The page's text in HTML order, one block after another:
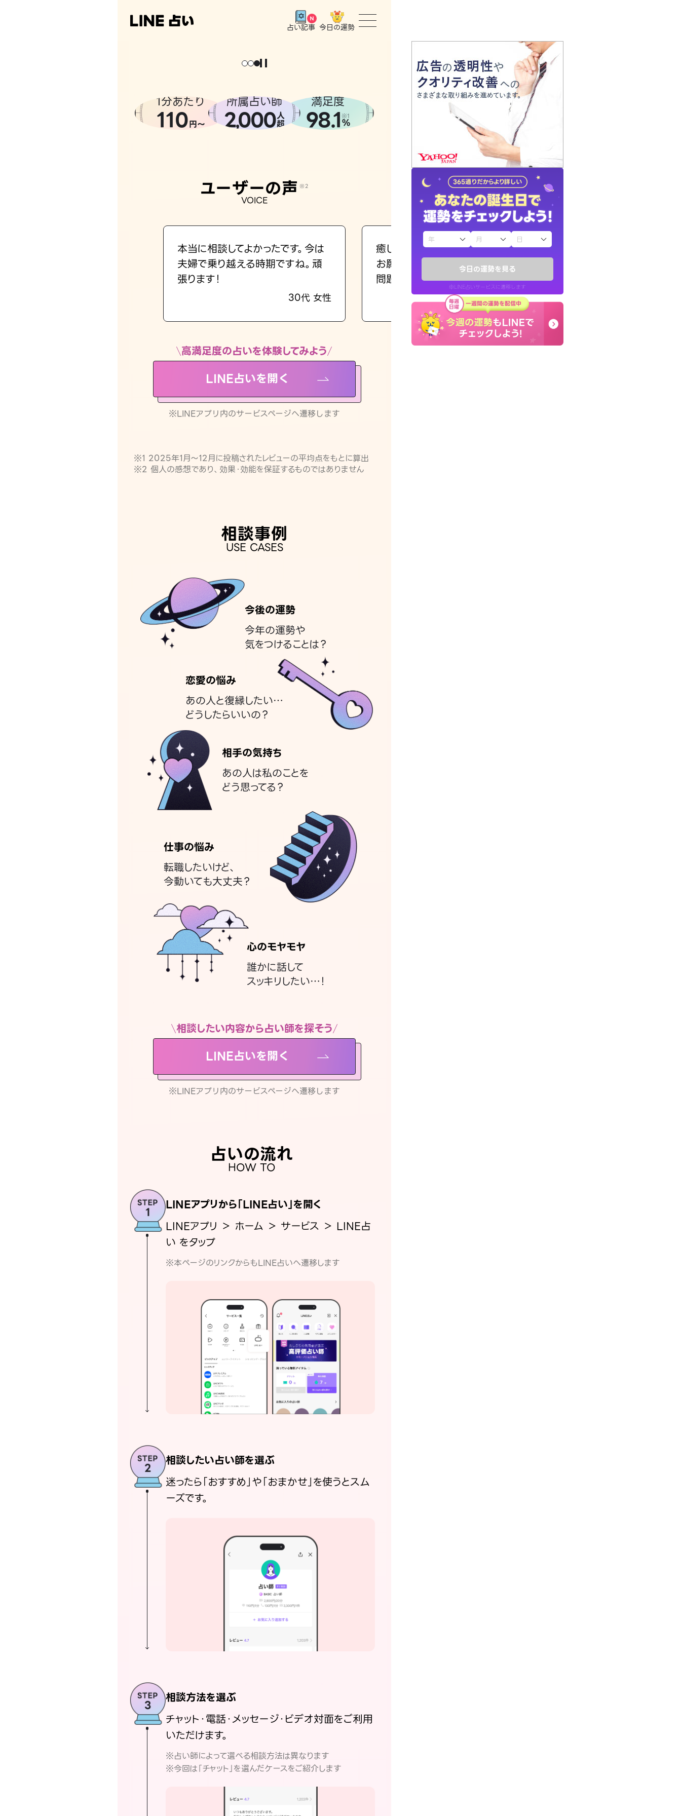
今日の運勢を見る
※LINE占いサービスに遷移します
占い記事 今日の運勢
トップ
ユーザーの声
占いの流れ
おすすめの占い師
よくある質問
えもじの子（占）12星座占い
お知らせ
。
1分あたり
110円〜
所属占い師
2,000人
超
満足度
98.1 ※1
%
ユーザーの声 ※2
VOICE
本当に相談してよかったです。今は
夫婦で乗り越える時期ですね。頑
張ります！
30代 女性
癒し系でおしゃべりしたくて鑑定を
お願いしてます(笑)
問題解決もピカイチ！
50代 女性
高満足度の占いを体験してみよう
LINE占いを開く
※LINEアプリ内のサービスページへ遷移します
※1 2025年1月〜12月に投稿されたレビューの平均点をもとに算出
※2 個人の感想であり、効果・効能を保証するものではありません
相談事例
USE CASES
今後の運勢
今年の運勢や
気をつけることは？
恋愛の悩み
あの人と復縁したい…
どうしたらいいの？
相手の気持ち
あの人は私のことを
どう思ってる？
仕事の悩み
転職したいけど、
今動いても大丈夫？
心のモヤモヤ
誰かに話して
スッキリしたい…！
相談したい内容から占い師を探そう
LINE占いを開く
※LINEアプリ内のサービスページへ遷移します
占いの流れ
HOW TO
LINEアプリから「LINE占い」を開く
LINEアプリ ＞ ホーム ＞ サービス ＞ LINE占
い をタップ
※本ページのリンクからもLINE占いへ遷移します
相談したい占い師を選ぶ
迷ったら「おすすめ」や「おまかせ」を使うとスム
ーズです。
相談方法を選ぶ
チャット・電話・メッセージ・ビデオ対面をご利用
いただけます。
※占い師によって選べる相談方法は異なります
※今回は「チャット」を選んだケースをご紹介します